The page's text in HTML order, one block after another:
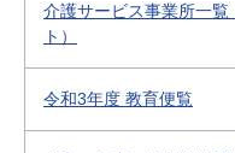
介護サービス事業所一
ト）
令和3年度 教育便覧